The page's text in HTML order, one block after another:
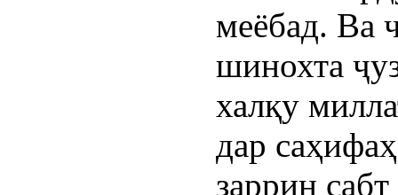
меёбад. Ва
шинохта
халқу
дар
заррин